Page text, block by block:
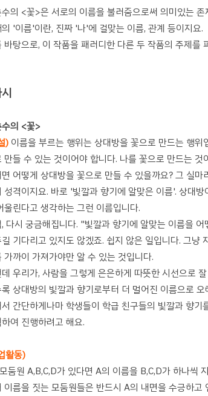
수의 <꽃>은 서로의 이름을 불러줌으로써 의미있는
'이름'이란, 진짜 '나'에 걸맞는 이름, 관계 등이지요.
바탕으로, 이 작품을 패러디한 다른 두 작품의 주제를
의 <꽃>
)이름을 부르는 행위는 상대방을 꽃으로 만드는 행
만들 수 있는 것이어야 합니다. 나를 꽃으로 만드는
어떻게 상대방을 꽃으로 만들 수 있을까요? 그 실
성격이지요. 바로 '빛깔과 향기에 알맞은 이름'. 상대
울린다고 생각하는 그런 이름입니다.
다시 궁금해집니다. "빛깔과 향기에 알맞는 이름을
기다리고 있지도 않겠죠. 쉽지 않은 일입니다. 그냥
가까이 가져가야만 알 수 있는 것입니다.
우리가, 사람을 그렇게 은은하게 따뜻한 시선으로
상대방의 빛깔과 향기로부터 더 멀어진 이름으로
간단하게나마 학생들이 학급 친구들의 빛깔과 향
여 진행하려고 해요.
활동)
둠원 A,B,C,D가 있다면 A의 이름을 B,C,D가 하나씩
이름을 짓는 모둠원들은 반드시 A의 내면을 수긍하